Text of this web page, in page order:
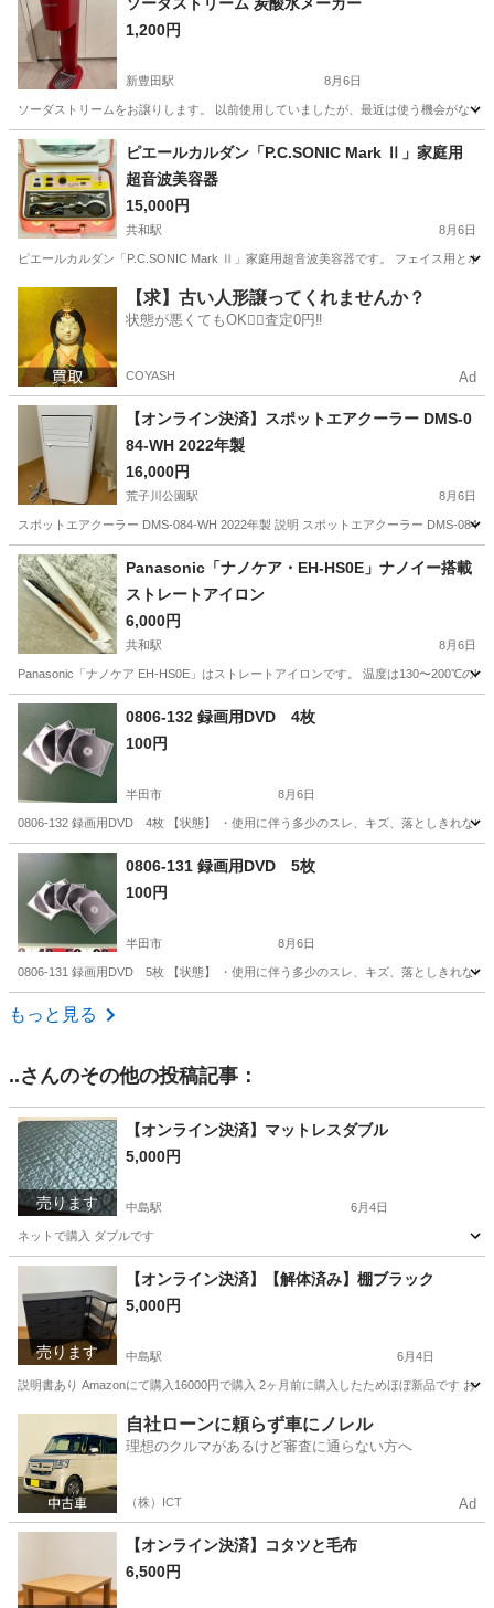
1,200円
新豊田駅 8月6日
ソーダストリームをお譲りします。 以前使用していましたが、最近は使う機会がな
愛知 豊田市 新豊田駅 キッチン家電 ソーダストリーム
ピエールカルダン「P.C.SONIC Mark Ⅱ」家庭用
超音波美容器
15,000円
共和駅 8月6日
ピエールカルダン「P.C.SONIC Mark Ⅱ」家庭用超音波美容器です。 フェイス用とボ
共和駅 家電
【求】古い人形譲ってくれませんか？
状態が悪くてもOK🙆‍♀️査定0円‼️
COYASH Ad
【オンライン決済】スポットエアクーラー DMS-0
84-WH 2022年製
16,000円
荒子川公園駅 8月6日
スポットエアクーラー DMS-084-WH 2022年製 説明 スポットエアクーラー DMS-
愛知 名古屋市 荒子川公園駅 季節、空調家電
Panasonic「ナノケア・EH-HS0E」ナノイー搭載
ストレートアイロン
6,000円
共和駅 8月6日
Panasonic「ナノケア EH-HS0E」はストレートアイロンです。 温度は130〜200℃の5
愛知 大府市 家電
0806-132 録画用DVD 4枚
100円
半田市 8月6日
0806-132 録画用DVD 4枚 【状態】 ・使用に伴う多少のスレ、キズ、落としきれな
愛知 半田市 映像プレーヤー、レコーダー
0806-131 録画用DVD 5枚
100円
半田市 8月6日
0806-131 録画用DVD 5枚 【状態】 ・使用に伴う多少のスレ、キズ、落としきれな
愛知 半田市
もっと見る
..さんのその他の投稿記事：
売ります
【オンライン決済】マットレスダブル
5,000円
中島駅 6月4日
ネットで購入 ダブルです
愛知 名古屋市 中島駅 寝具 ダブル
売ります
【オンライン決済】【解体済み】棚ブラック
5,000円
中島駅 6月4日
説明書あり Amazonにて購入16000円で購入 2ヶ月前に購入したためほぼ新品です お
中島駅 寝具 Amazon
自社ローンに頼らず車にノレル
理想のクルマがあるけど審査に通らない方へ
（株）ICT Ad
【オンライン決済】コタツと毛布
6,500円